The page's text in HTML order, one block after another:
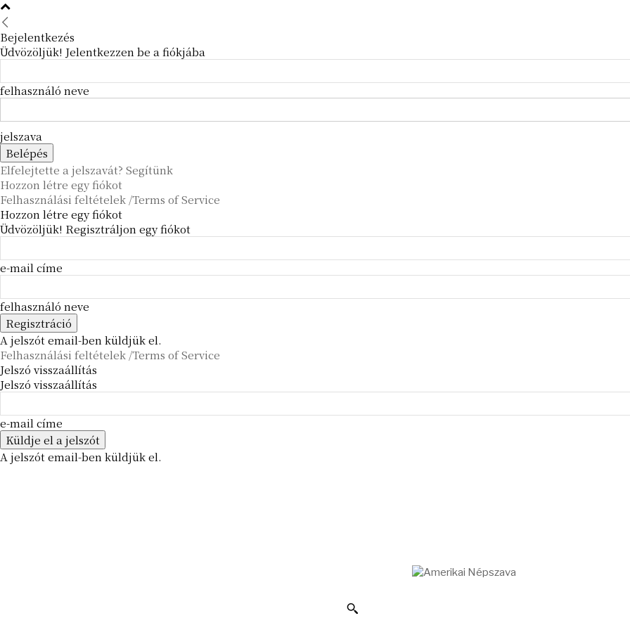
Bejelentkezés
Üdvözöljük! Jelentkezzen be a fiókjába
felhasználó neve
jelszava
Elfelejtette a jelszavát? Segítünk
Hozzon létre egy fiókot
Felhasználási feltételek /Terms of Service
Hozzon létre egy fiókot
Üdvözöljük! Regisztráljon egy fiókot
e-mail címe
felhasználó neve
A jelszót email-ben küldjük el.
Felhasználási feltételek /Terms of Service
Jelszó visszaállítás
Jelszó visszaállítás
e-mail címe
A jelszót email-ben küldjük el.